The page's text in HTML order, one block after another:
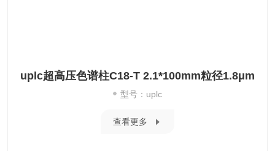
uplc超高压色谱柱C18-T 2.1*100mm粒径1.8μm
型号：uplc
查看更多